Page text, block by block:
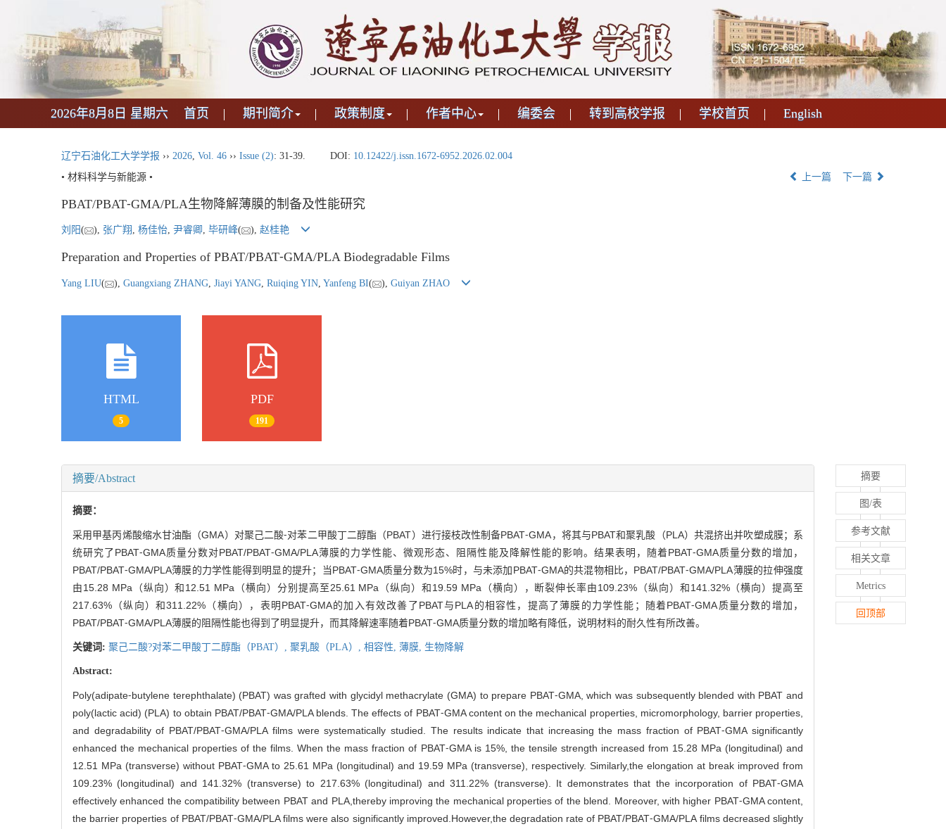
2026年8月8日 星期六 首页 期刊简介 政策制度 作者中心 编委会 转到高校学报 学校首页 English
辽宁石油化工大学学报 ›› 2026, Vol. 46 ›› Issue (2): 31-39. DOI: 10.12422/j.issn.1672-6952.2026.02.004
• 材料科学与新能源 •
上一篇 下一篇
PBAT/PBAT⁃GMA/PLA生物降解薄膜的制备及性能研究
刘阳( ), 张广翔 , 杨佳怡, 尹睿卿, 毕研峰( ), 赵桂艳
Preparation and Properties of PBAT/PBAT⁃GMA/PLA Biodegradable Films
Yang LIU( ), Guangxiang ZHANG Jiayi YANG Ruiqing YIN Yanfeng BI( ), Guiyan ZHAO
HTML
5
PDF
191
摘要/Abstract
摘要：
采用甲基丙烯酸缩水甘油酯（GMA）对聚己二酸⁃对苯二甲酸丁二醇酯（PBAT）进行接枝改性制备PBAT⁃GMA，将其与PBAT和聚乳酸（PLA）共混挤出并吹塑成膜；系
统研究了PBAT⁃GMA质量分数对PBAT/PBAT⁃GMA/PLA薄膜的力学性能、微观形态、阻隔性能及降解性能的影响。结果表明，随着PBAT⁃GMA质量分数的增加，
PBAT/PBAT⁃GMA/PLA薄膜的力学性能得到明显的提升；当PBAT⁃GMA质量分数为15%时，与未添加PBAT⁃GMA的共混物相比，PBAT/PBAT⁃GMA/PLA薄膜的拉伸强度
由15.28 MPa（纵向）和12.51 MPa（横向）分别提高至25.61 MPa（纵向）和19.59 MPa（横向），断裂伸长率由109.23%（纵向）和141.32%（横向）提高至
217.63%（纵向）和311.22%（横向），表明PBAT⁃GMA的加入有效改善了PBAT与PLA的相容性，提高了薄膜的力学性能；随着PBAT⁃GMA质量分数的增加，
PBAT/PBAT⁃GMA/PLA薄膜的阻隔性能也得到了明显提升，而其降解速率随着PBAT⁃GMA质量分数的增加略有降低，说明材料的耐久性有所改善。
关键词: 聚己二酸?对苯二甲酸丁二醇酯（PBAT）, 聚乳酸（PLA）, 相容性, 薄膜, 生物降解
Abstract:
Poly(adipate⁃butylene terephthalate) (PBAT) was grafted with glycidyl methacrylate (GMA) to prepare PBAT⁃GMA, which was subsequently blended with PBAT and
poly(lactic acid) (PLA) to obtain PBAT/PBAT⁃GMA/PLA blends. The effects of PBAT⁃GMA content on the mechanical properties, micromorphology, barrier properties,
and degradability of PBAT/PBAT⁃GMA/PLA films were systematically studied. The results indicate that increasing the mass fraction of PBAT⁃GMA significantly
enhanced the mechanical properties of the films. When the mass fraction of PBAT⁃GMA is 15%, the tensile strength increased from 15.28 MPa (longitudinal) and
12.51 MPa (transverse) without PBAT⁃GMA to 25.61 MPa (longitudinal) and 19.59 MPa (transverse), respectively. Similarly,the elongation at break improved from
109.23% (longitudinal) and 141.32% (transverse) to 217.63% (longitudinal) and 311.22% (transverse). It demonstrates that the incorporation of PBAT⁃GMA
effectively enhanced the compatibility between PBAT and PLA,thereby improving the mechanical properties of the blend. Moreover, with higher PBAT⁃GMA content,
the barrier properties of PBAT/PBAT⁃GMA/PLA films were also significantly improved.However,the degradation rate of PBAT/PBAT⁃GMA/PLA films decreased slightly
摘要
图/表
参考文献
相关文章
Metrics
回顶部